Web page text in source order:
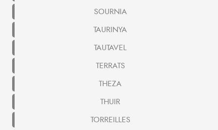
SOURNIA
TAURINYA
TAUTAVEL
TERRATS
THEZA
THUIR
TORREILLES